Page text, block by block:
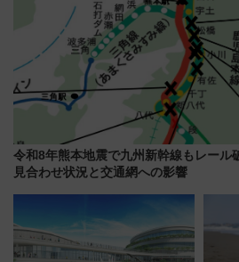
令和8年熊本地震で九州新幹線もレー
見合わせ状況と交通網への影響